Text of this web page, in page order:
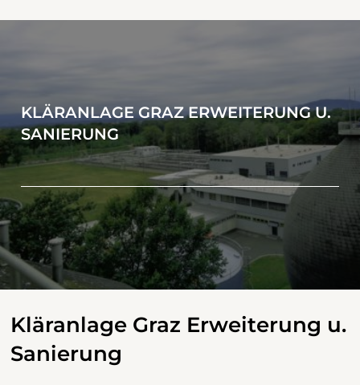
KLÄRANLAGE GRAZ ERWEITERUNG U.
SANIERUNG
Kläranlage Graz Erweiterung u.
Sanierung